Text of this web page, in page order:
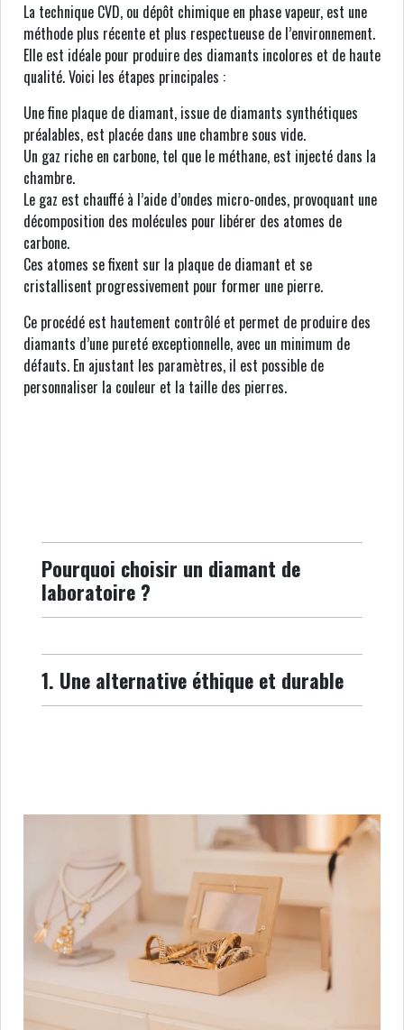
La technique CVD, ou dépôt chimique en phase vapeur, est une
méthode plus récente et plus respectueuse de l’environnement.
Elle est idéale pour produire des diamants incolores et de haute
qualité. Voici les étapes principales :
Une fine plaque de diamant, issue de diamants synthétiques
préalables, est placée dans une chambre sous vide.
Un gaz riche en carbone, tel que le méthane, est injecté dans la
chambre.
Le gaz est chauffé à l’aide d’ondes micro-ondes, provoquant une
décomposition des molécules pour libérer des atomes de
carbone.
Ces atomes se fixent sur la plaque de diamant et se
cristallisent progressivement pour former une pierre.
Ce procédé est hautement contrôlé et permet de produire des
diamants d’une pureté exceptionnelle, avec un minimum de
défauts. En ajustant les paramètres, il est possible de
personnaliser la couleur et la taille des pierres.
Pourquoi choisir un diamant de
laboratoire ?
1. Une alternative éthique et durable